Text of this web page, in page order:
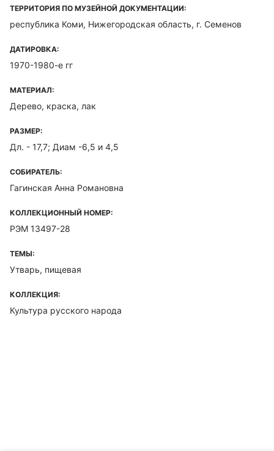
ТЕРРИТОРИЯ ПО МУЗЕЙНОЙ ДОКУМЕНТАЦИИ:
республика Коми, Нижегородская область, г. Семенов
ДАТИРОВКА:
1970-1980-е гг
МАТЕРИАЛ:
Дерево, краска, лак
РАЗМЕР:
Дл. - 17,7; Диам -6,5 и 4,5
СОБИРАТЕЛЬ:
Гагинская Анна Романовна
КОЛЛЕКЦИОННЫЙ НОМЕР:
РЭМ 13497-28
ТЕМЫ:
Утварь, пищевая
КОЛЛЕКЦИЯ:
Культура русского народа